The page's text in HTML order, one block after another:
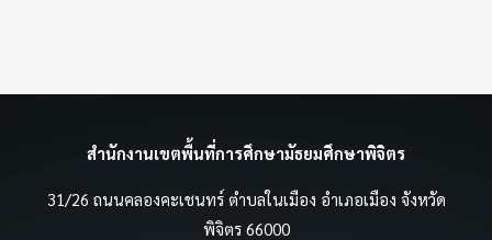
สำนักงานเขตพื้นที่การศึกษามัธยมศึกษาพิจิตร
31/26 ถนนคลองคะเชนทร์ ตำบลในเมือง อำเภอเมือง จังหวัด
พิจิตร 66000